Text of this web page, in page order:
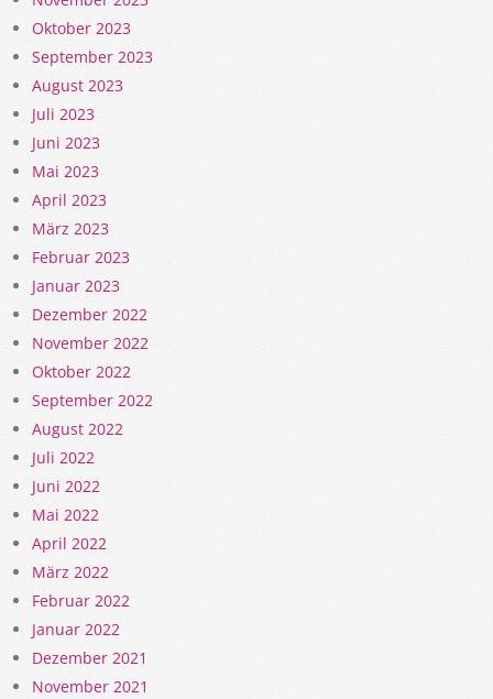
Oktober 2023
September 2023
August 2023
Juli 2023
Juni 2023
Mai 2023
April 2023
März 2023
Februar 2023
Januar 2023
Dezember 2022
November 2022
Oktober 2022
September 2022
August 2022
Juli 2022
Juni 2022
Mai 2022
April 2022
März 2022
Februar 2022
Januar 2022
Dezember 2021
November 2021